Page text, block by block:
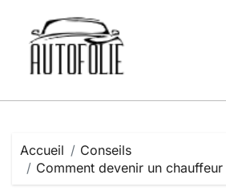
contenu
Accueil
Conseils
Comment devenir un